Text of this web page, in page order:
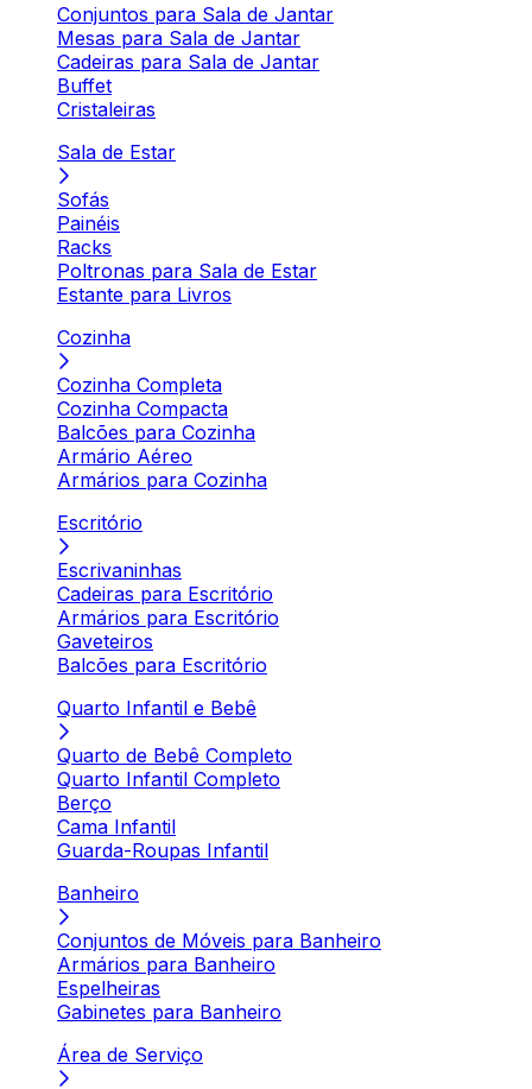
Conjuntos para Sala de Jantar
Mesas para Sala de Jantar
Cadeiras para Sala de Jantar
Buffet
Cristaleiras
Sala de Estar
Sofás
Painéis
Racks
Poltronas para Sala de Estar
Estante para Livros
Cozinha
Cozinha Completa
Cozinha Compacta
Balcões para Cozinha
Armário Aéreo
Armários para Cozinha
Escritório
Escrivaninhas
Cadeiras para Escritório
Armários para Escritório
Gaveteiros
Balcões para Escritório
Quarto Infantil e Bebê
Quarto de Bebê Completo
Quarto Infantil Completo
Berço
Cama Infantil
Guarda-Roupas Infantil
Banheiro
Conjuntos de Móveis para Banheiro
Armários para Banheiro
Espelheiras
Gabinetes para Banheiro
Área de Serviço